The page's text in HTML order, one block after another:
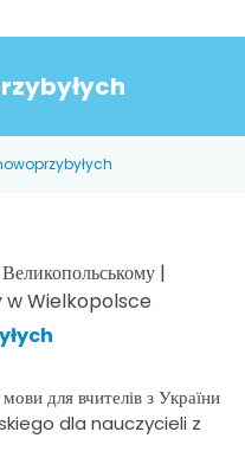
|
Wielkopolsce
для вчителів з України
dla nauczycieli z